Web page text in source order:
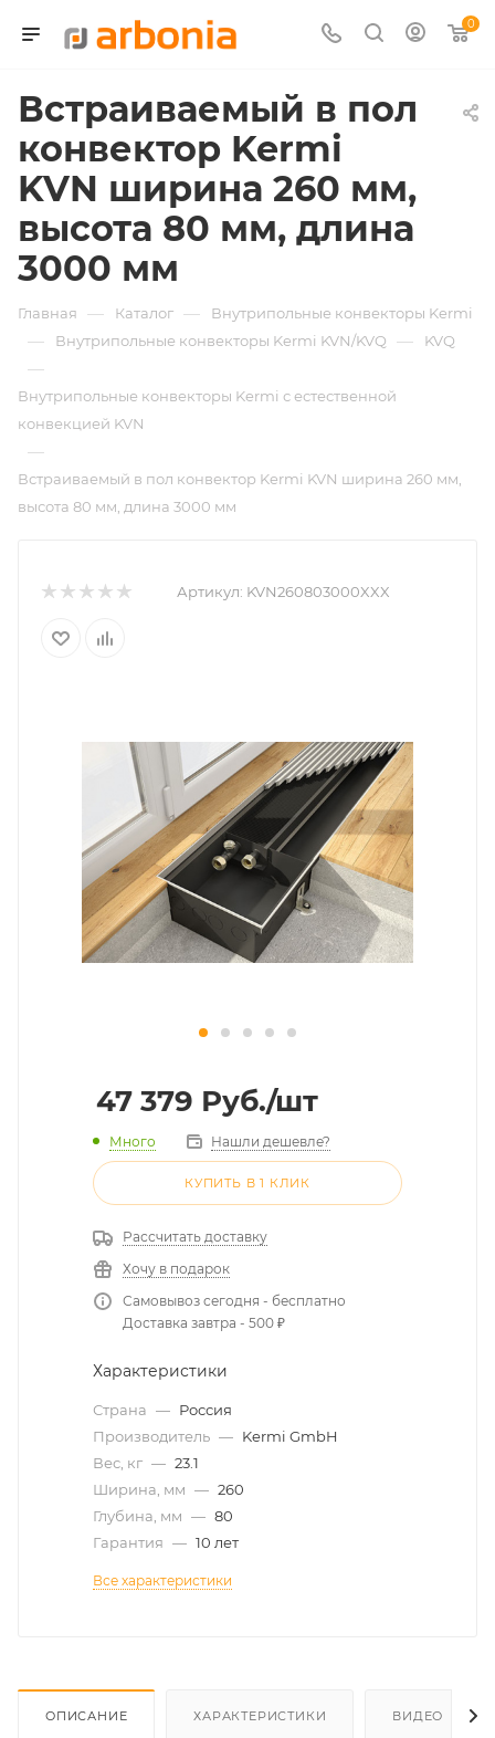
0
Встраиваемый в пол
конвектор Kermi
KVN ширина 260 мм,
высота 80 мм, длина
3000 мм
Главная — Каталог — Внутрипольные конвекторы Kermi
— Внутрипольные конвекторы Kermi KVN/KVQ — KVQ
—
Внутрипольные конвекторы Kermi с естественной
конвекцией KVN
—
Встраиваемый в пол конвектор Kermi KVN ширина 260 мм,
высота 80 мм, длина 3000 мм
Артикул: KVN260803000XXX
47 379 Руб./шт
Много Нашли дешевле?
КУПИТЬ В 1 КЛИК
Рассчитать доставку
Хочу в подарок
Самовывоз сегодня - бесплатно
Доставка завтра - 500 ₽
Характеристики
Страна — Россия
Производитель — Kermi GmbH
Вес, кг — 23.1
Ширина, мм — 260
Глубина, мм — 80
Гарантия — 10 лет
Все характеристики
ОПИСАНИЕ ХАРАКТЕРИСТИКИ ВИДЕО